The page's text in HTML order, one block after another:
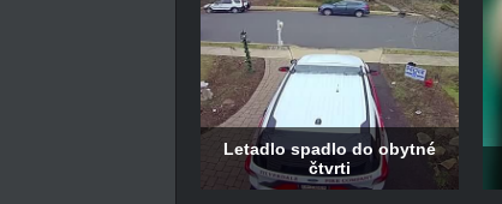
Letadlo spadlo do obytné
čtvrti